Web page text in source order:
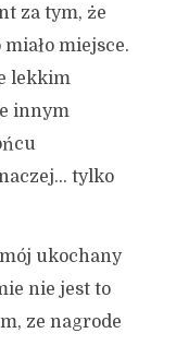
za tym, że
miejsce.
lekkim
innym
tylko
ukochany
nie jest to
ze nagrode